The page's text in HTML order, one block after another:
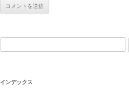
インデックス